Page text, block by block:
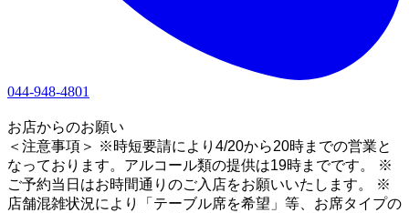
044-948-4801
お店からのお願い
＜注意事項＞ ※時短要請により4/20から20時までの営業と
なっております。アルコール類の提供は19時までです。 ※
ご予約当日はお時間通りのご入店をお願いいたします。 ※
店舗混雑状況により「テーブル席を希望」等、お席タイプの